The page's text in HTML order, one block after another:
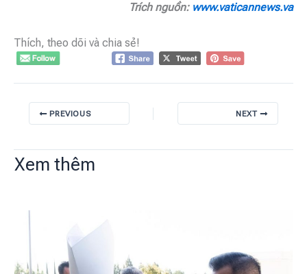
Trích nguồn: www.vaticannews.va
Thích, theo dõi và chia sẻ!
PREVIOUS NEXT
Xem thêm